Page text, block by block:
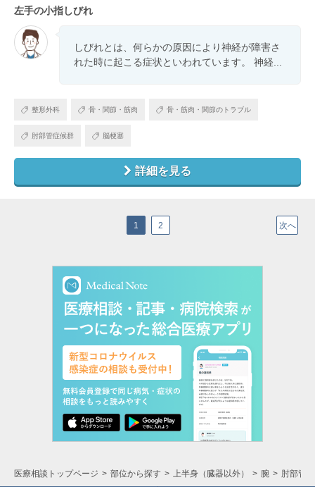
左手の小指しびれ
しびれとは、何らかの原因により神経が障害さ
れた時に起こる症状といわれています。 神経...
整形外科 骨・関節・筋肉 骨・筋肉・関節のトラブル
肘部管症候群 脳梗塞
詳細を見る
次へ
1 2
医療相談トップページ 部位から探す 上半身（臓器以外） 腕 肘部管